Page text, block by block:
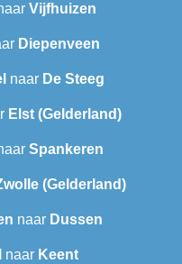
Vijfhuizen
Diepenveen
naar De Steeg
Elst (Gelderland)
Spankeren
(Gelderland)
naar Dussen
naar Keent